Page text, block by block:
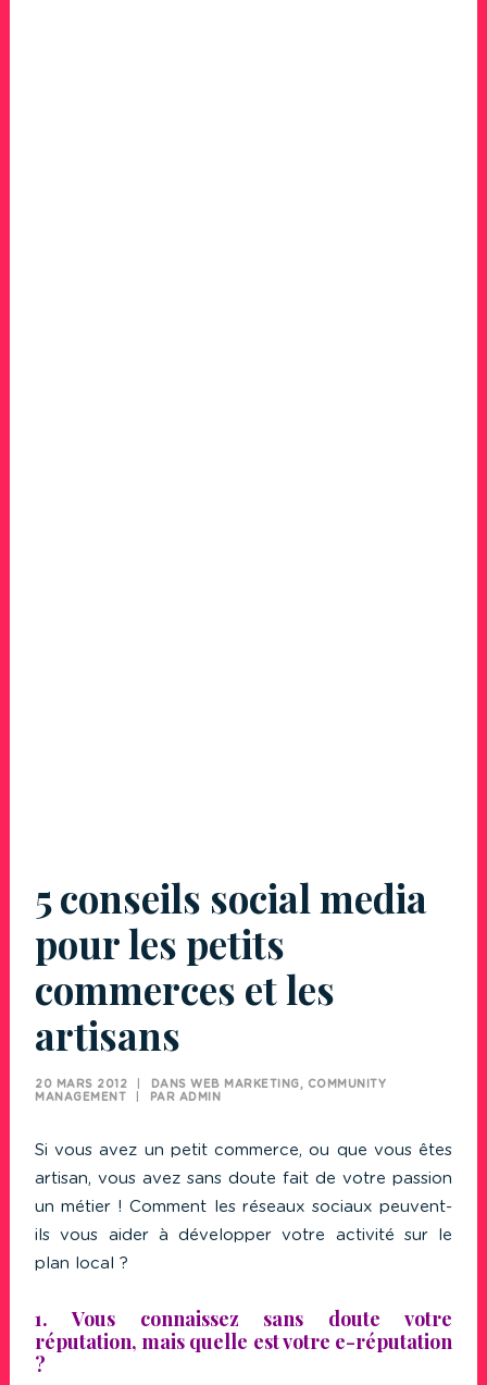
5 conseils social media
pour les petits
commerces et les
artisans
20 MARS 2012 DANS WEB MARKETING, COMMUNITY
MANAGEMENT
PAR ADMIN
Si vous avez un petit commerce, ou que vous êtes
artisan, vous avez sans doute fait de votre passion
un métier ! Comment les réseaux sociaux peuvent-
ils vous aider à développer votre activité sur le
plan local ?
1. Vous connaissez sans doute votre
réputation, mais quelle est votre e-réputation
?